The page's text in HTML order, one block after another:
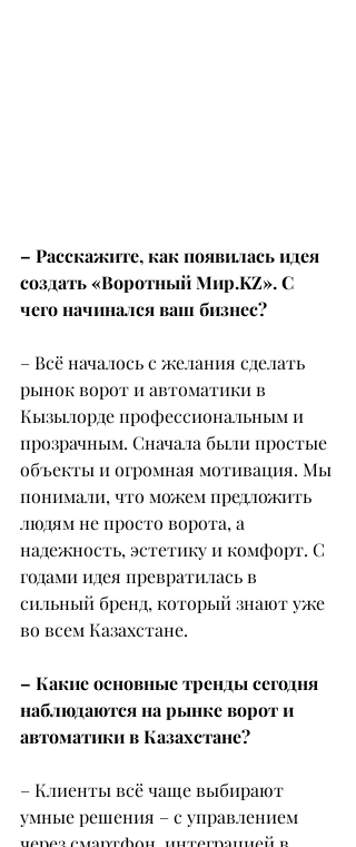
– Расскажите, как появилась идея
создать «Воротный Мир.KZ». С
чего начинался ваш бизнес?
– Всё началось с желания сделать
рынок ворот и автоматики в
Кызылорде профессиональным и
прозрачным. Сначала были простые
объекты и огромная мотивация. Мы
понимали, что можем предложить
людям не просто ворота, а
надежность, эстетику и комфорт. С
годами идея превратилась в
сильный бренд, который знают уже
во всем Казахстане.
– Какие основные тренды сегодня
наблюдаются на рынке ворот и
автоматики в Казахстане?
– Клиенты всё чаще выбирают
умные решения – с управлением